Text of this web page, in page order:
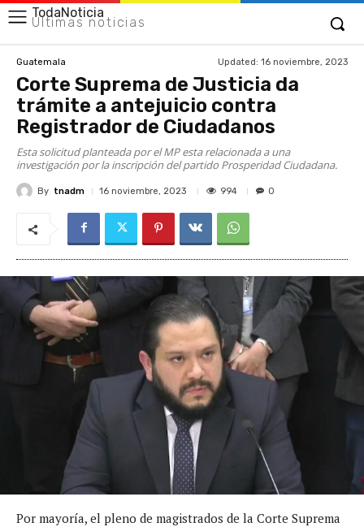
TodaNoticia
Últimas noticias
Guatemala Updated: 16 noviembre, 2023
Corte Suprema de Justicia da
trámite a antejuicio contra
Registrador de Ciudadanos
Esta solicitud planteada por el MP esta relacionada a una
investigación por la inscripción del partido Prosperidad Ciudadana.
By tnadm 16 noviembre, 2023 994 0
Por mayoría, el pleno de magistrados de la Corte Suprema